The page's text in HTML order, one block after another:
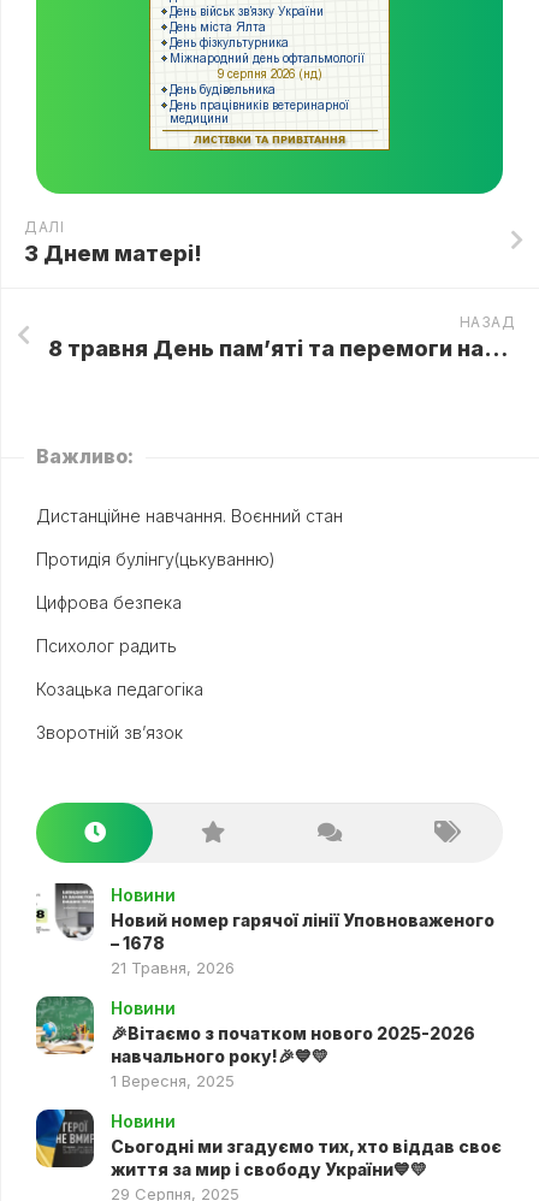
ДАЛІ
З Днем матері!
НАЗАД
8 травня День пам’яті та перемоги над нацизмом у Другій світовій війні 1939-1945 років
Важливо:
Дистанційне навчання. Воєнний стан
Протидія булінгу(цькуванню)
Цифрова безпека
Психолог радить
Козацька педагогіка
Зворотній зв’язок
Новини
Новий номер гарячої лінії Уповноваженого
– 1678
21 Травня, 2026
Новини
🎉Вітаємо з початком нового 2025-2026
навчального року!🎉💙💛
1 Вересня, 2025
Новини
Сьогодні ми згадуємо тих, хто віддав своє
життя за мир і свободу України💙💛
29 Серпня, 2025